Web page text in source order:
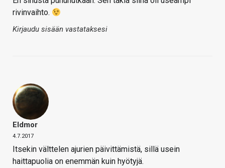
rivinvaihto.
Kirjaudu sisään vastataksesi
Eldmor
4.7.2017
Itsekin välttelen ajurien päivittämistä, sillä usein
haittapuolia on enemmän kuin hyötyjä.